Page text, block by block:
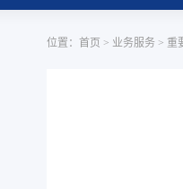
位置： 首页 > 业务服务 > 重